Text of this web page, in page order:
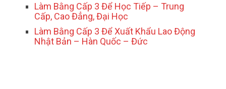
Làm Bằng Cấp 3 Để Học Tiếp – Trung
Cấp, Cao Đẳng, Đại Học
Làm Bằng Cấp 3 Để Xuất Khẩu Lao Động
Nhật Bản – Hàn Quốc – Đức